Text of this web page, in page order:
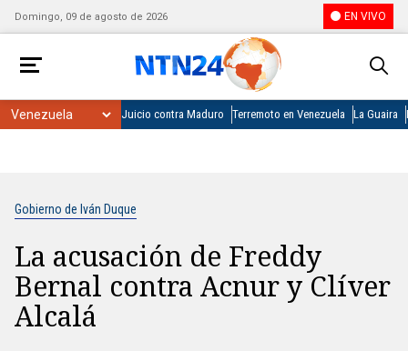
Domingo, 09 de agosto de 2026 EN VIVO
Juicio contra Maduro Terremoto en Venezuela La Guaira
Gobierno de Iván Duque
La acusación de Freddy
Bernal contra Acnur y Clíver
Alcalá